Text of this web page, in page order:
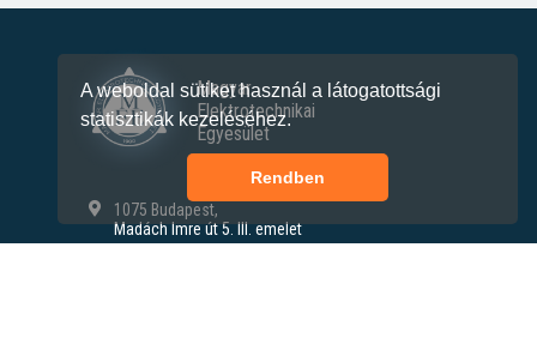
A weboldal sütiket használ a látogatottsági
statisztikák kezeléséhez.
Rendben
Magyar
Elektrotechnikai
Egyesület
1075 Budapest,
Madách Imre út 5. III. emelet